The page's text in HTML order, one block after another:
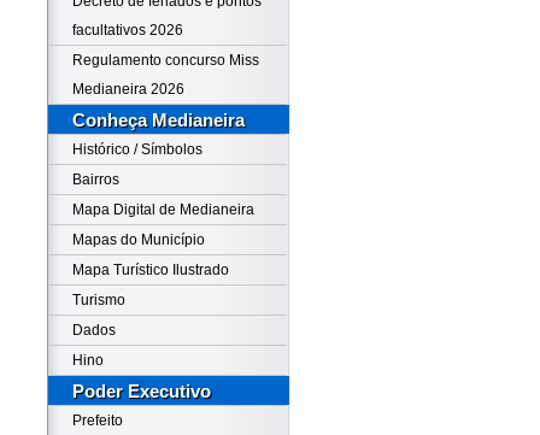
facultativos 2026
Regulamento concurso Miss
Medianeira 2026
Conheça Medianeira
Histórico / Símbolos
Bairros
Mapa Digital de Medianeira
Mapas do Município
Mapa Turístico Ilustrado
Turismo
Dados
Hino
Poder Executivo
Prefeito